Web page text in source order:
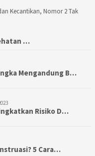
…
Mengandung B…
Risiko D…
5 Cara…